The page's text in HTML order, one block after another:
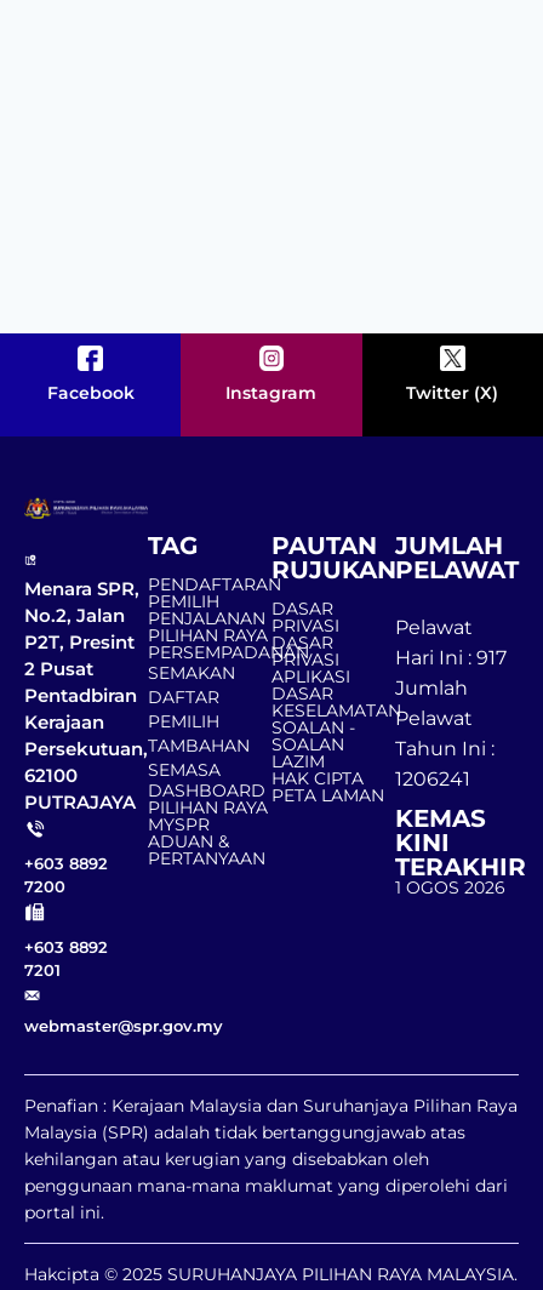
Facebook Instagram Twitter (X)
Menara SPR,
No.2, Jalan
P2T, Presint
2 Pusat
Pentadbiran
Kerajaan
Persekutuan,
62100
PUTRAJAYA
+603 8892
7200
+603 8892
7201
webmaster@spr.gov.my
TAG
PENDAFTARAN
PEMILIH
PENJALANAN
PILIHAN RAYA
PERSEMPADANAN
SEMAKAN
DAFTAR
PEMILIH
TAMBAHAN
SEMASA
DASHBOARD
PILIHAN RAYA
MYSPR
ADUAN &
PERTANYAAN
PAUTAN
RUJUKAN
DASAR
PRIVASI
DASAR
PRIVASI
APLIKASI
DASAR
KESELAMATAN
SOALAN -
SOALAN
LAZIM
HAK CIPTA
PETA LAMAN
JUMLAH
PELAWAT
Pelawat
Hari Ini : 917
Jumlah
Pelawat
Tahun Ini :
1206241
KEMAS
KINI
TERAKHIR
1 OGOS 2026
Penafian : Kerajaan Malaysia dan Suruhanjaya Pilihan Raya
Malaysia (SPR) adalah tidak bertanggungjawab atas
kehilangan atau kerugian yang disebabkan oleh
penggunaan mana-mana maklumat yang diperolehi dari
portal ini.
Hakcipta © 2025 SURUHANJAYA PILIHAN RAYA MALAYSIA.